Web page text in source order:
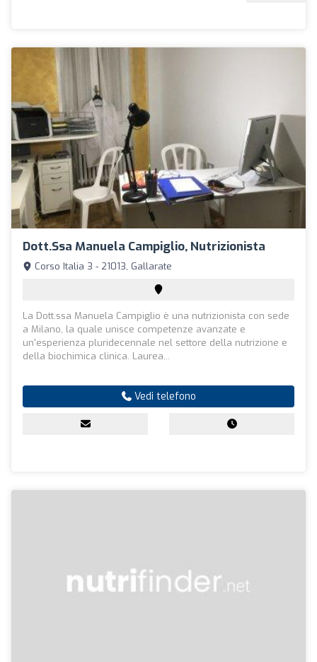
Dott.ssa Manuela Campiglio, Nutrizionista
Corso Italia 3 - 21013, Gallarate
La Dott.ssa Manuela Campiglio è una nutrizionista con sede
a Milano, la quale unisce competenze avanzate e
un'esperienza pluridecennale nel settore della nutrizione e
della biochimica clinica. Laurea...
Vedi telefono